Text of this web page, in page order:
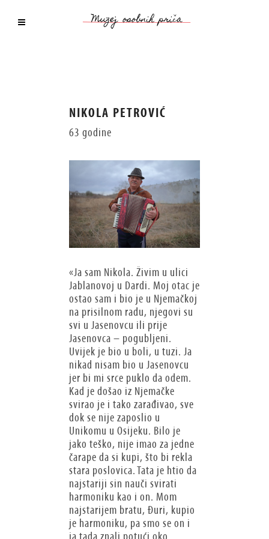
NIKOLA PETROVIĆ
63 godine
«Ja sam Nikola. Živim u ulici
Jablanovoj u Dardi. Moj otac je
ostao sam i bio je u Njemačkoj
na prisilnom radu, njegovi su
svi u Jasenovcu ili prije
Jasenovca – pogubljeni.
Uvijek je bio u boli, u tuzi. Ja
nikad nisam bio u Jasenovcu
jer bi mi srce puklo da odem.
Kad je došao iz Njemačke
svirao je i tako zarađivao, sve
dok se nije zaposlio u
Unikomu u Osijeku. Bilo je
jako teško, nije imao za jedne
čarape da si kupi, što bi rekla
stara poslovica. Tata je htio da
najstariji sin nauči svirati
harmoniku kao i on. Mom
najstarijem bratu, Đuri, kupio
je harmoniku, pa smo se on i
ja tada znali potući oko